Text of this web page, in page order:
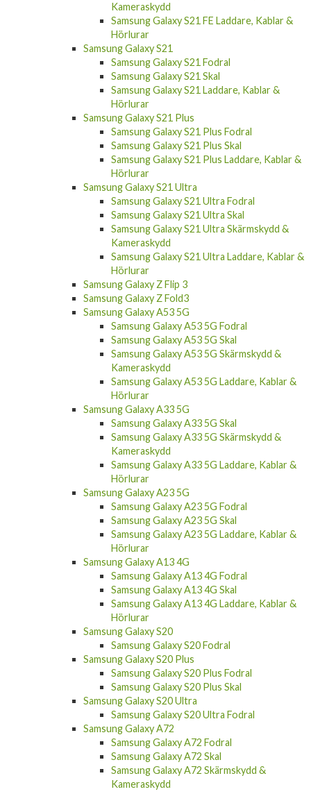
Kameraskydd
Samsung Galaxy S21 FE Laddare, Kablar &
Hörlurar
Samsung Galaxy S21
Samsung Galaxy S21 Fodral
Samsung Galaxy S21 Skal
Samsung Galaxy S21 Laddare, Kablar &
Hörlurar
Samsung Galaxy S21 Plus
Samsung Galaxy S21 Plus Fodral
Samsung Galaxy S21 Plus Skal
Samsung Galaxy S21 Plus Laddare, Kablar &
Hörlurar
Samsung Galaxy S21 Ultra
Samsung Galaxy S21 Ultra Fodral
Samsung Galaxy S21 Ultra Skal
Samsung Galaxy S21 Ultra Skärmskydd &
Kameraskydd
Samsung Galaxy S21 Ultra Laddare, Kablar &
Hörlurar
Samsung Galaxy Z Flip 3
Samsung Galaxy Z Fold3
Samsung Galaxy A53 5G
Samsung Galaxy A53 5G Fodral
Samsung Galaxy A53 5G Skal
Samsung Galaxy A53 5G Skärmskydd &
Kameraskydd
Samsung Galaxy A53 5G Laddare, Kablar &
Hörlurar
Samsung Galaxy A33 5G
Samsung Galaxy A33 5G Skal
Samsung Galaxy A33 5G Skärmskydd &
Kameraskydd
Samsung Galaxy A33 5G Laddare, Kablar &
Hörlurar
Samsung Galaxy A23 5G
Samsung Galaxy A23 5G Fodral
Samsung Galaxy A23 5G Skal
Samsung Galaxy A23 5G Laddare, Kablar &
Hörlurar
Samsung Galaxy A13 4G
Samsung Galaxy A13 4G Fodral
Samsung Galaxy A13 4G Skal
Samsung Galaxy A13 4G Laddare, Kablar &
Hörlurar
Samsung Galaxy S20
Samsung Galaxy S20 Fodral
Samsung Galaxy S20 Plus
Samsung Galaxy S20 Plus Fodral
Samsung Galaxy S20 Plus Skal
Samsung Galaxy S20 Ultra
Samsung Galaxy S20 Ultra Fodral
Samsung Galaxy A72
Samsung Galaxy A72 Fodral
Samsung Galaxy A72 Skal
Samsung Galaxy A72 Skärmskydd &
Kameraskydd